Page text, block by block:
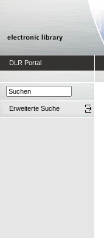
DLR Portal
Erweiterte Suche